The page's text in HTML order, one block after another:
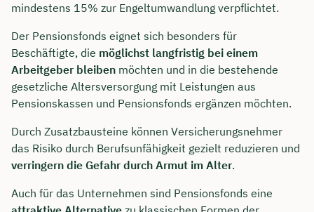
mindestens 15% zur Engeltumwandlung verpflichtet.
Der Pensionsfonds eignet sich besonders für
Beschäftigte, die möglichst langfristig bei einem
Arbeitgeber bleiben möchten und in die bestehende
gesetzliche Altersversorgung mit Leistungen aus
Pensionskassen und Pensionsfonds ergänzen möchten.
Durch Zusatzbausteine können Versicherungsnehmer
das Risiko durch Berufsunfähigkeit gezielt reduzieren und
verringern die Gefahr durch Armut im Alter.
Auch für das Unternehmen sind Pensionsfonds eine